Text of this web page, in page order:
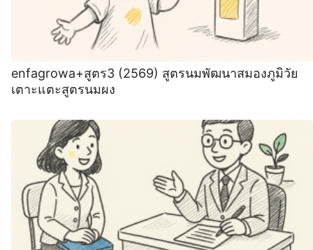
enfagrowa+สูตร3 (2569) สูตรนมพัฒนาสมองภูมิวัย
เตาะแตะสูตรนมผง